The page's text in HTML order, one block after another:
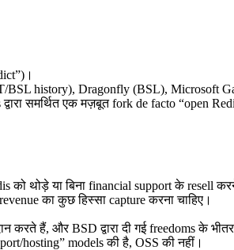
history), Dragonfly (BSL), Microsoft
समर्थित एक मज़बूत fork de facto “open
को थोड़े या बिना financial support के resell
का कुछ हिस्सा capture करना चाहिए।
करते हैं, और BSD द्वारा दी गई freedoms के
hosting” models की है, OSS की नहीं।